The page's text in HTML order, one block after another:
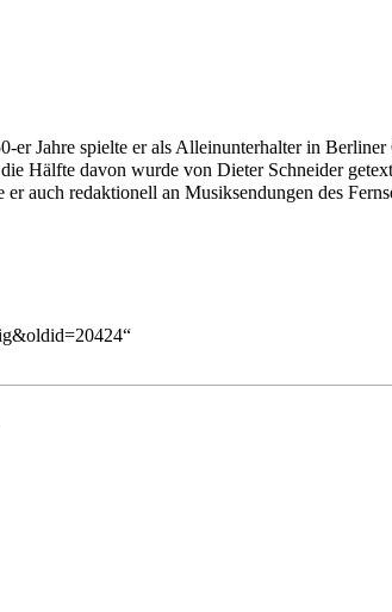
Jahre spielte er als Alleinunterhalter in Berliner
Hälfte davon wurde von Dieter Schneider
auch redaktionell an Musiksendungen des
“